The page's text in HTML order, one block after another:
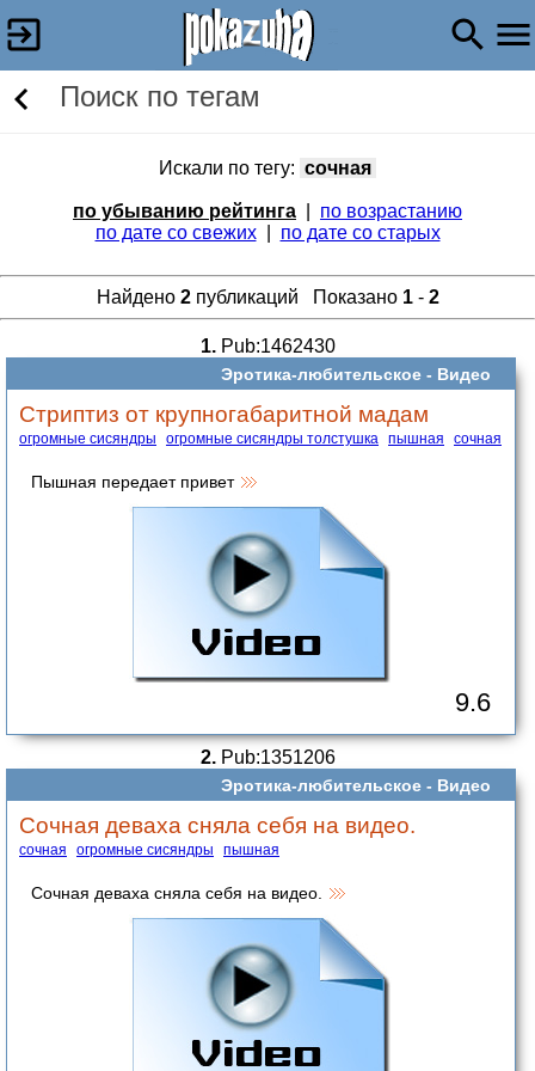
Поиск по тегам
Искали по тегу: cочная
по убыванию рейтинга
по возрастанию
по дате со свежих| по дате со старых
Найдено 2публикаций Показано 1- 2
1.Pub:1462430
Эротика-любительское - Видео
Стриптиз от крупногабаритной мадам
огромные сисяндры огромные сисяндры толстушка пышная cочная
Пышная передает привет
9.6
2.Pub:1351206
Эротика-любительское - Видео
Сочная деваха сняла себя на видео.
cочная огромные сисяндры пышная
Сочная деваха сняла себя на видео.